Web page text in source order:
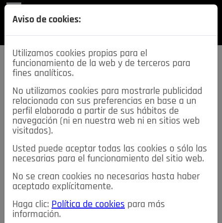
SECCIONES
descarga esta
REVISTA
≡NOTICIAS
NOTICIAS SERVICIOS DE INTERÉS
TABLÓN DE ANUNCIOS MIS ANUNCIOS CONTACTO
NOSOTROS
Aviso de cookies:
Utilizamos cookies propias para el
funcionamiento de la web y de terceros para
fines analíticos.
No utilizamos cookies para mostrarle publicidad
relacionada con sus preferencias en base a un
perfil elaborado a partir de sus hábitos de
navegación (ni en nuestra web ni en sitios web
visitados).
Usted puede aceptar todas las cookies o sólo las
necesarias para el funcionamiento del sitio web.
No se crean cookies no necesarias hasta haber
aceptado explícitamente.
Haga clic: Política de cookies para más
información.